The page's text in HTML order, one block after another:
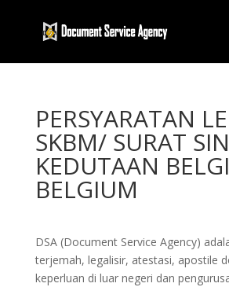
PERSYARATAN
SKBM/ SURAT
KEDUTAAN
BELGIUM
DSA (Document Service Agency)
terjemah, legalisir, atestasi, apostile
keperluan di luar negeri dan